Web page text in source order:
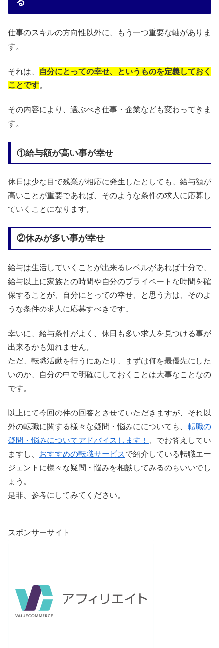
仕事のスキルの方向性以外に、もう一つ重要な軸がありま
す。
それは、
自分にとっての幸せ、というものを定義しておく
ことです。
その内容により、選ぶべき仕事・企業なども変わってきま
す。
①給与額が高い事が幸せ
休日は少な目で残業が相応に発生したとしても、給与額が
高いことが重要であれば、そのような条件の求人に応募し
ていくことになります。
②休みが多い事が幸せ
給与は生活していくことが出来るレベルがあれば十分で、
給与以上に家族との時間や自分のプライベートな時間を確
保することが、自分にとっての幸せ、と思う方は、そのよ
うな条件の求人に応募すべきです。
幸いに、給与条件がよく、休日も多い求人を見つける事が
出来るかも知れません。
ただ、転職活動を行うにあたり、まずは何を最優先にした
いのか、自分の中で明確にしておくことは大事なことなの
です。
以上にて今回の件の回答とさせていただきますが、それ以
外の転職に関する様々な疑問・悩みにについても、 転職の
疑問・悩みについてアドバイスします！
、でお答えしてい
ますし、 おすすめの転職サービスで紹介している転職エー
ジェントに様々な疑問・悩みを相談してみるのもいいでし
ょう。
是非、参考にしてみてください。
スポンサーサイト